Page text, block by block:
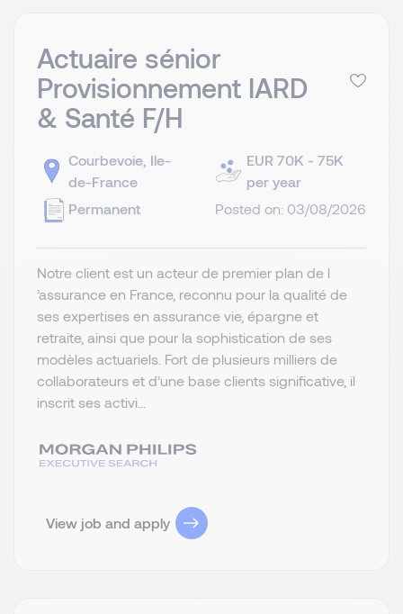
Actuaire sénior
Provisionnement IARD
& Santé F/H
Courbevoie, Ile-
de-France
Permanent
EUR 70K - 75K
per year
Posted on: 03/08/2026
Notre client est un acteur de premier plan de l
’assurance en France, reconnu pour la qualité de
ses expertises en assurance vie, épargne et
retraite, ainsi que pour la sophistication de ses
modèles actuariels. Fort de plusieurs milliers de
collaborateurs et d’une base clients significative, il
inscrit ses activi...
View job and apply